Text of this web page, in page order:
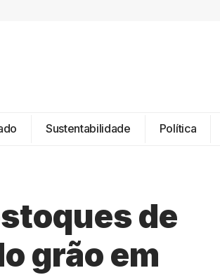
Sustentabilidade Política
de
grão em